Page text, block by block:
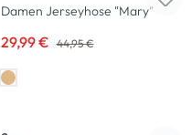
Damen Jerseyhose "Mary"
29,99 € 44,95 €